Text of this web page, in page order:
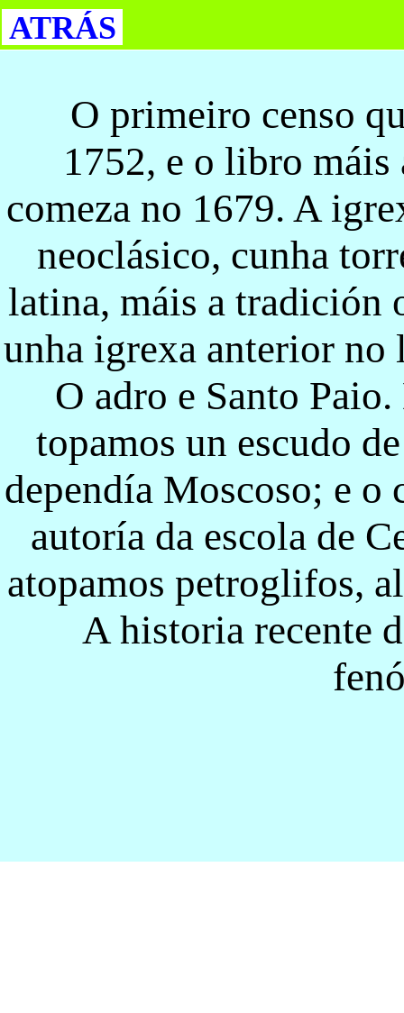
O primeiro censo
1752, e o libro
comeza no 1679. A
neoclásico, cunha
latina, máis a tradición
unha igrexa anterior no
O adro e Santo
topamos un escudo
dependía Moscoso; e o
autoría da escola de
atopamos petroglifos,
A historia recente
ATRÁS